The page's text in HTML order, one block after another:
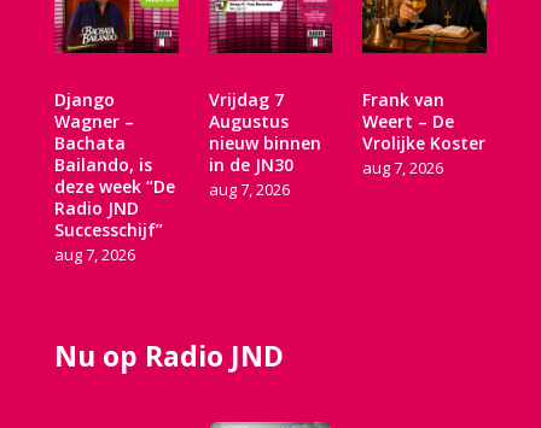
Django
Wagner –
Bachata
Bailando, is
deze week “De
Radio JND
Successchijf”
aug 7, 2026
Vrijdag 7
Augustus
nieuw binnen
in de JN30
aug 7, 2026
Frank van
Weert – De
Vrolijke Koster
aug 7, 2026
Nu op Radio JND